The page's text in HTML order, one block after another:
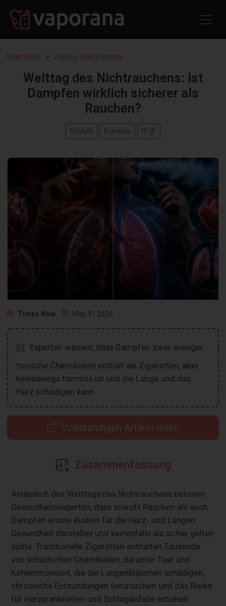
Startseite Vaping-Nachrichten
Welttag des Nichtrauchens: Ist
Dampfen wirklich sicherer als
Rauchen?
English Français 中文
Times Now May 31 2026
Experten warnen, dass Dampfen zwar weniger
toxische Chemikalien enthält als Zigaretten, aber
keineswegs harmlos ist und die Lunge und das
Herz schädigen kann.
Vollständigen Artikel lesen
Zusammenfassung
Anlässlich des Welttags des Nichtrauchens betonen
Gesundheitsexperten, dass sowohl Rauchen als auch
Dampfen ernste Risiken für die Herz- und Lungen
Gesundheit darstellen und keinesfalls als sicher gelten
sollte. Traditionelle Zigaretten enthalten Tausende
von schädlichen Chemikalien, darunter Teer und
Kohlenmonoxid, die die Lungenbläschen schädigen,
chronische Entzündungen verursachen und das Risiko
für Herzkrankheiten und Schlaganfälle erhöhen.